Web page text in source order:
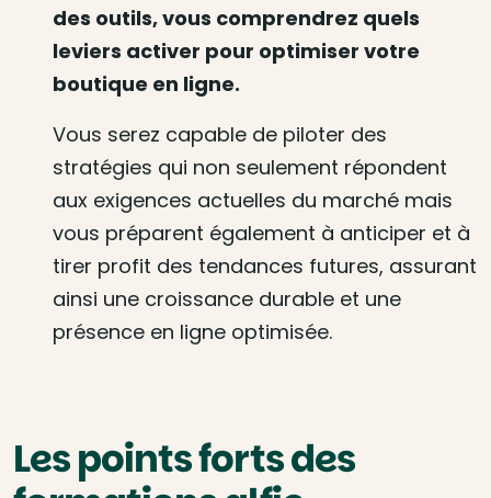
des outils, vous comprendrez quels
leviers activer pour optimiser votre
boutique en ligne.
Vous serez capable de piloter des
stratégies qui non seulement répondent
aux exigences actuelles du marché mais
vous préparent également à anticiper et à
tirer profit des tendances futures, assurant
ainsi une croissance durable et une
présence en ligne optimisée.
Les points forts des